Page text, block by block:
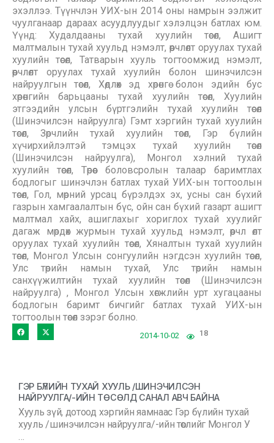
эхэллээ. Түүнчлэн УИХ-ын 2014 оны намрын ээлжит
чуулганаар дараах асуудлуудыг хэлэлцэн батлах юм.
Үүнд: Худалдааны тухай хуулийн төсөл, Ашигт
малтмалын тухай хуульд нэмэлт, өөрчлөлт оруулах тухай
хуулийн төсөл, Татварын хууль тогтоомжид нэмэлт,
өөрчлөлт оруулах тухай хуулийн болон шинэчилсэн
найруулгын төсөл, Хөдлөх эд хөрөнгө болон эдийн бус
хөрөнгийн барьцааны тухай хуулийн төсөл, Хуулийн
этгээдийн улсын бүртгэлийн тухай хуулийн төсөл
(Шинэчилсэн найруулга) Гэмт хэргийн тухай хуулийн
төсөл, Зөрчлийн тухай хуулийн төсөл, Гэр бүлийн
хүчирхийлэлтэй тэмцэх тухай хуулийн төсөл
(Шинэчилсэн найруулга), Монгол хэлний тухай
хуулийн төсөл, Төрөөс боловсролын талаар баримтлах
бодлогыг шинэчлэн батлах тухай УИХ-ын тогтоолын
төсөл, Гол, мөрний урсац бүрэлдэх эх, усны сан бүхий
газрын хамгаалалтын бүс, ойн сан бүхий газарт ашигт
малтмал хайх, ашиглахыг хориглох тухай хуулийг
дагаж мөрдөх журмын тухай хуульд нэмэлт, өөрчл өлт
оруулах тухай хуулийн төсөл, Хяналтын тухай хуулийн
төсөл, Монгол Улсын сонгуулийн нэгдсэн хуулийн төсөл,
Улс төрийн намын тухай, Улс төрийн намын
санхүүжилтийн тухай хуулийн төсөл (Шинэчилсэн
найруулга) , Монгол Улсын хөгжлийн урт хугацааны
бодлогын баримт бичгийг батлах тухай УИХ-ын
тогтоолын төсөл зэрэг болно.
2014-10-02 18
ГЭР БҮЛИЙН ТУХАЙ ХУУЛЬ /ШИНЭЧИЛСЭН
НАЙРУУЛГА/-ИЙН ТӨСӨЛД САНАЛ АВЧ БАЙНА
Хууль зүй, дотоод хэргийн яамнаас Гэр бүлийн тухай
хууль /шинэчилсэн найруулга/-ийн төслийг Монгол У
…